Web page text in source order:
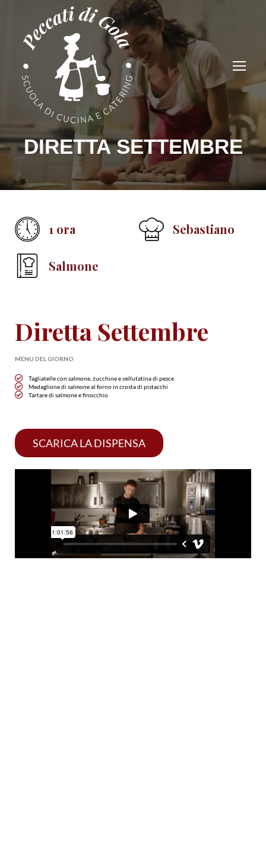
DIRETTA SETTEMBRE
1 ora Sebastiano
Salmone
Diretta Settembre
MENU DEL GIORNO
Tagliatelle con salmone, zucchine e vellutatina di pesce
Medaglione di salmone al forno in crosta di pistacchi
Tartare di salmone e finocchio
SCARICA LA DISPENSA